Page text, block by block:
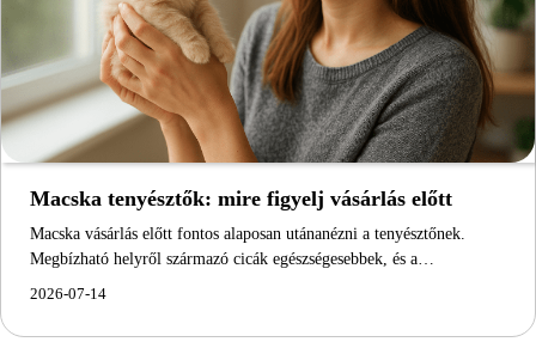
Macska tenyésztők: mire figyelj vásárlás előtt
Macska vásárlás előtt fontos alaposan utánanézni a tenyésztőnek.
Megbízható helyről származó cicák egészségesebbek, és a…
2026-07-14